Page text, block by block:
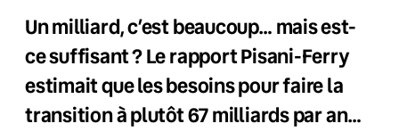
Un milliard, c’est beaucoup… mais est-
ce suffisant ? Le rapport Pisani-Ferry
estimait que les besoins pour faire la
transition à plutôt 67 milliards par an…